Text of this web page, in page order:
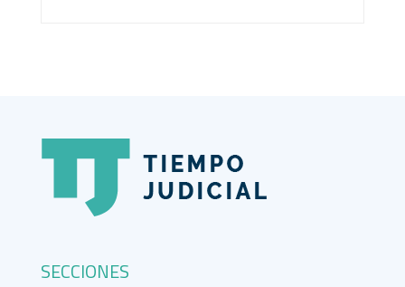
SECCIONES